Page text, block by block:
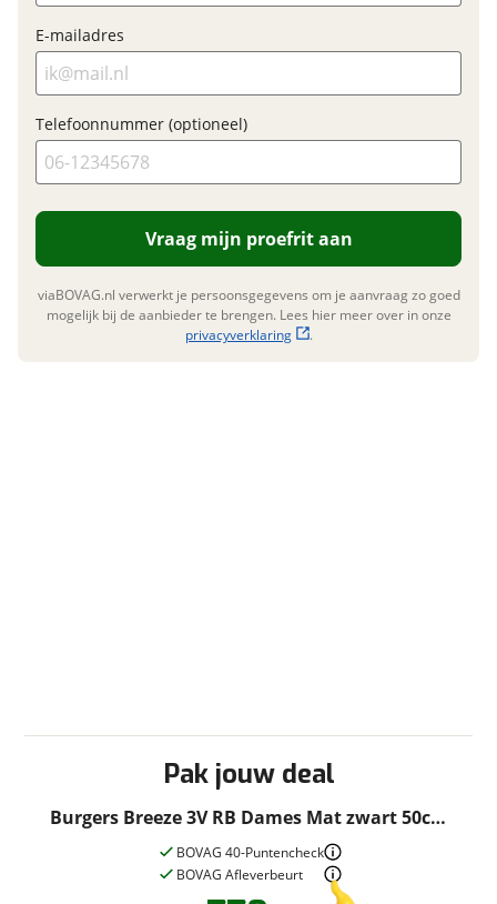
Pak jouw deal
Burgers Breeze 3V RB Dames Mat zwart 50cm
2026
BOVAG 40-Puntencheck
BOVAG Afleverbeurt
E-mailadres
Telefoonnummer (optioneel)
Vraag mijn proefrit aan
viaBOVAG.nl verwerkt je persoonsgegevens om je aanvraag zo goed
mogelijk bij de aanbieder te brengen. Lees hier meer over in onze
privacyverklaring
.